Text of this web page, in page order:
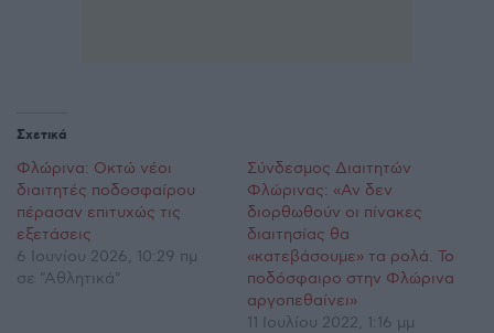
Σχετικά
Φλώρινα: Οκτώ νέοι
διαιτητές ποδοσφαίρου
πέρασαν επιτυχώς τις
εξετάσεις
6 Ιουνίου 2026, 10:29 πμ
σε "Αθλητικά"
Σύνδεσμος Διαιτητών
Φλώρινας: «Αν δεν
διορθωθούν οι πίνακες
διαιτησίας θα
«κατεβάσουμε» τα ρολά. Το
ποδόσφαιρο στην Φλώρινα
αργοπεθαίνει»
11 Ιουλίου 2022, 1:16 μμ